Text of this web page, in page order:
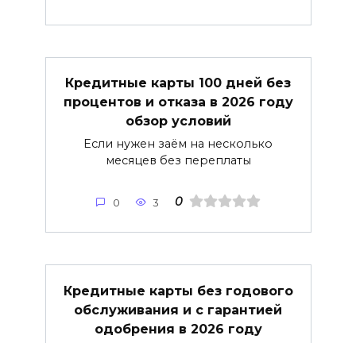
Кредитные карты 100 дней без
процентов и отказа в 2026 году
обзор условий
Если нужен заём на несколько
месяцев без переплаты
0 3 0
Кредитные карты без годового
обслуживания и с гарантией
одобрения в 2026 году